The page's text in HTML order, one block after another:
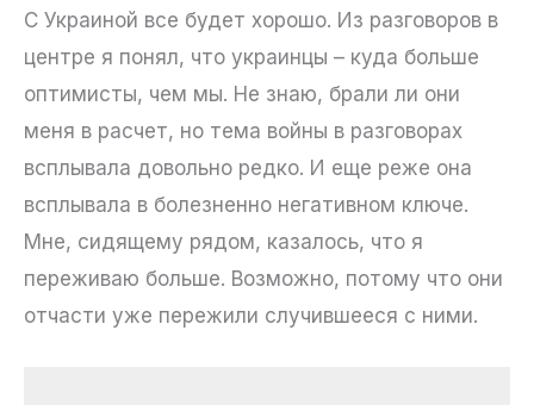
С Украиной все будет хорошо. Из разговоров в
центре я понял, что украинцы – куда больше
оптимисты, чем мы. Не знаю, брали ли они
меня в расчет, но тема войны в разговорах
всплывала довольно редко. И еще реже она
всплывала в болезненно негативном ключе.
Мне, сидящему рядом, казалось, что я
переживаю больше. Возможно, потому что они
отчасти уже пережили случившееся с ними.